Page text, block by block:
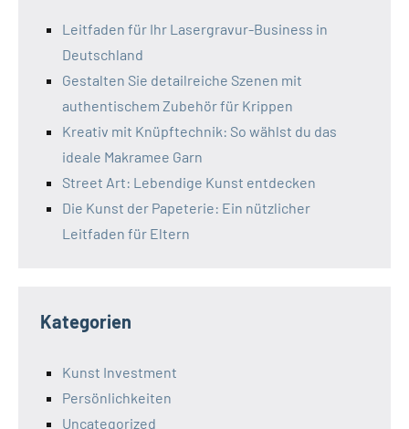
Leitfaden für Ihr Lasergravur-Business in
Deutschland
Gestalten Sie detailreiche Szenen mit
authentischem Zubehör für Krippen
Kreativ mit Knüpftechnik: So wählst du das
ideale Makramee Garn
Street Art: Lebendige Kunst entdecken
Die Kunst der Papeterie: Ein nützlicher
Leitfaden für Eltern
Kategorien
Kunst Investment
Persönlichkeiten
Uncategorized